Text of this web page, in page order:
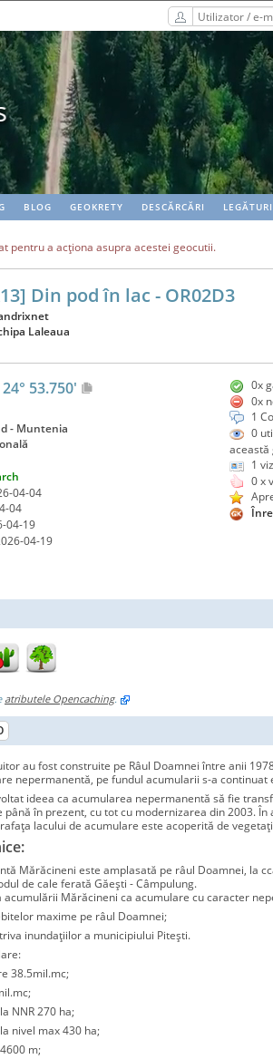
GPX's, all
BLOG GEOKRETY DESCĂRCĂRI
pentru a acţiona asupra acestei geocutii.
Din pod în lac - OR02D3
Laleaua
53.750'
- Muntenia
04-04
04
04-19
04-19
0x
0x
1
0
această
1
0 x
atributele Opencaching.
au fost construite pe Râul Doamnei între anii
nepermanentă, pe fundul acumularii s-a
ideea ca acumularea nepermanentă să fie
până în prezent, cu tot cu modernizarea din 2003.
lacului de acumulare este acoperită de
Mărăcineni este amplasată pe râul Doamnei, la
de cale ferată Găeşti - Câmpulung.
acumulării Mărăcineni ca acumulare cu caracter
maxime pe râul Doamnei;
inundaţiilor a municipiului Piteşti.
38.5mil.mc;
NNR 270 ha;
nivel max 430 ha;
m;